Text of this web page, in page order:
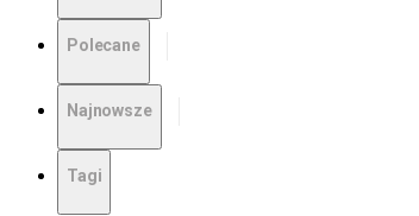
Polecane
Najnowsze
Tagi